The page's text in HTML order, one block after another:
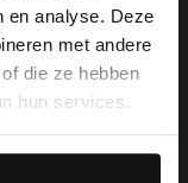
en analyse. Deze
met andere
die ze hebben
hun services.
Would